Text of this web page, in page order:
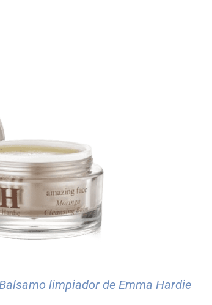
Balsamo limpiador de Emma Hardie